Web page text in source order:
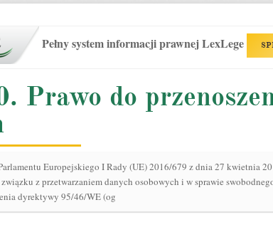
Pełny system informacji prawnej LexLege
Prawo do
Europejskiego I Rady (UE) 2016/679 z dnia 27 kwietnia
z przetwarzaniem danych osobowych i w sprawie
dyrektywy 95/46/WE (og